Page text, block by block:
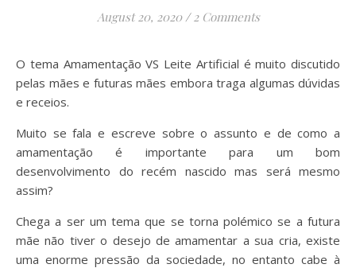
August 20, 2020 / 2 Comments
O tema Amamentação VS Leite Artificial é muito discutido
pelas mães e futuras mães embora traga algumas dúvidas
e receios.
Muito se fala e escreve sobre o assunto e de como a
amamentação é importante para um bom
desenvolvimento do recém nascido mas será mesmo
assim?
Chega a ser um tema que se torna polémico se a futura
mãe não tiver o desejo de amamentar a sua cria, existe
uma enorme pressão da sociedade, no entanto cabe à